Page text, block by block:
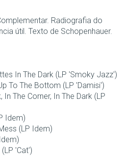
Radiografia do
útil. Texto de Schopenhauer.
In The Dark (LP 'Smoky Jazz')
To The Bottom (LP 'Damisi')
The Corner, In The Dark (LP
Idem)
(LP Idem)
'Cat')